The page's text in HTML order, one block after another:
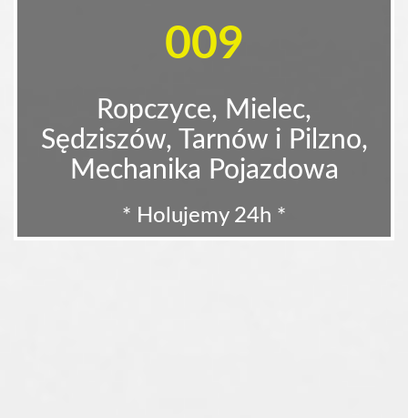
009
Ropczyce, Mielec,
Sędziszów, Tarnów i Pilzno,
Mechanika Pojazdowa
* Holujemy 24h *